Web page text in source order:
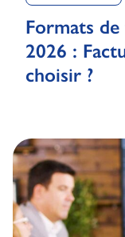
Formats
2026 :
choisir ?